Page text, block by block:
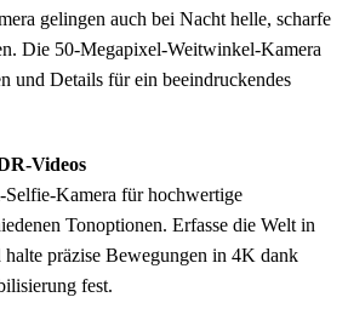
gelingen auch bei Nacht helle, scharfe
Die 50-Megapixel-Weitwinkel-Kamera
und Details für ein beeindruckendes
Videos
Kamera für hochwertige
Tonoptionen. Erfasse die Welt in
präzise Bewegungen in 4K dank
fest.